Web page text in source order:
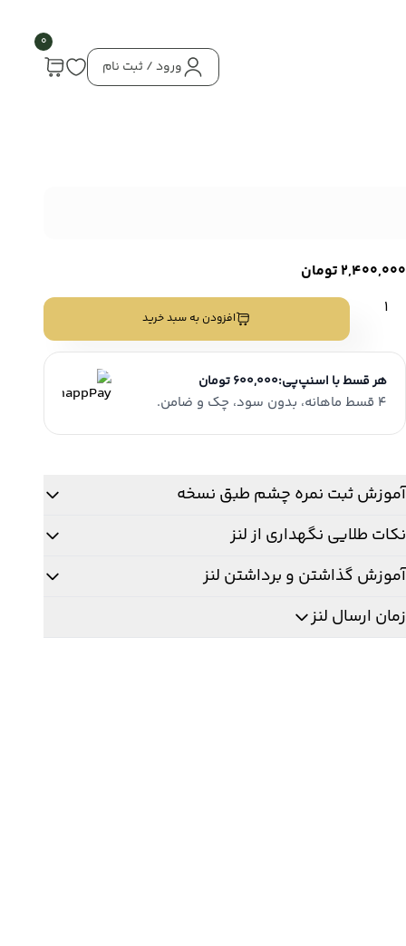
ورود / ثبت نام
0
2,400,000تومان
سالانه
مارشال
پرتی
عدد
افزودن به سبد خرید
هر قسط با اسنپ‌پی:600,000 تومان
4 قسط ماهانه، بدون سود، چک و ضامن.
آموزش ثبت نمره چشم طبق نسخه
نکات طلایی نگهداری از لنز
آموزش گذاشتن و برداشتن لنز
زمان ارسال لنز